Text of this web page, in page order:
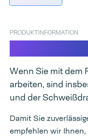
PRODUKTINFORMATION
Wenn Sie mit dem
arbeiten, sind
und der
Damit Sie
empfehlen wir